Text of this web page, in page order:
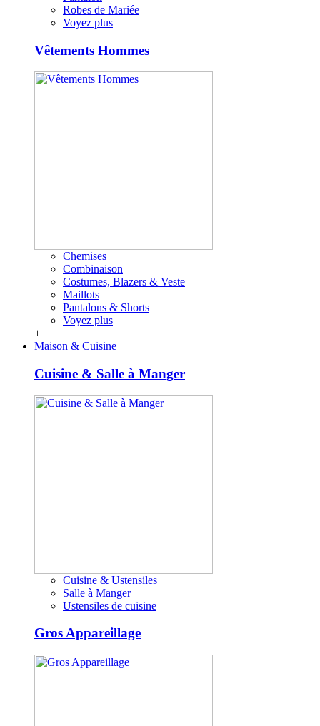
Robes de Mariée
Voyez plus
Vêtements Hommes
Chemises
Combinaison
Costumes, Blazers & Veste
Maillots
Pantalons & Shorts
Voyez plus
+
Maison & Cuisine
Cuisine & Salle à Manger
Cuisine & Ustensiles
Salle à Manger
Ustensiles de cuisine
Gros Appareillage